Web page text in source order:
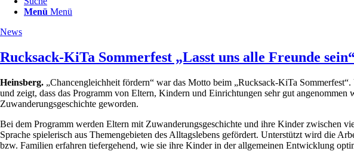
Menü Menü
News
Rucksack-KiTa Sommerfest „Lasst uns alle Freunde
Heinsberg. „Chancengleichheit fördern“ war das Motto beim „Rucksack-KiTa
und zeigt, dass das Programm von Eltern, Kindern und Einrichtungen sehr gut
Zuwanderungsgeschichte geworden.
Bei dem Programm werden Eltern mit Zuwanderungsgeschichte und ihre Kinder zwischen
Sprache spielerisch aus Themengebieten des Alltagslebens gefördert. Unterstützt wird die
bzw. Familien erfahren tiefergehend, wie sie ihre Kinder in der allgemeinen Entwicklung